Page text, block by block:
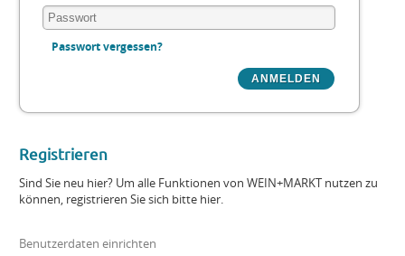
Passwort vergessen?
Registrieren
Sind Sie neu hier? Um alle Funktionen von WEIN+MARKT nutzen zu
können, registrieren Sie sich bitte hier.
Benutzerdaten einrichten